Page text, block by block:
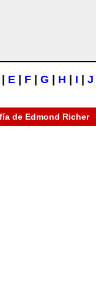
E F G H I J
de Edmond Richer